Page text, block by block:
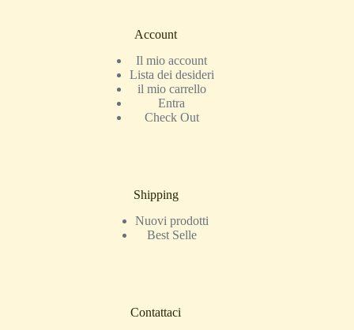
Account
Il mio account
Lista dei desideri
il mio carrello
Entra
Check Out
Shipping
Nuovi prodotti
Best Selle
Contattaci